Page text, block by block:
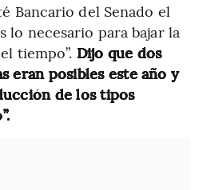
Bancario del Senado el
lo necesario para bajar la
tiempo”. Dijo que dos
eran posibles este año y
de los tipos